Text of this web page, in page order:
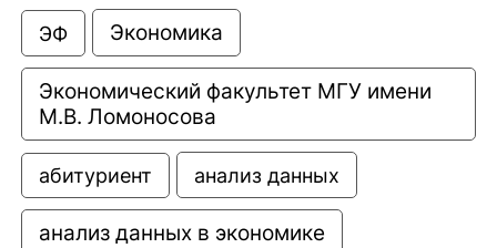
ЭФ Экономика
Экономический факультет МГУ имени
М.В. Ломоносова
абитуриент анализ данных
анализ данных в экономике